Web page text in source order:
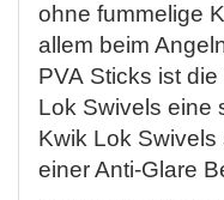
ohne fummelige
allem beim
PVA Sticks ist
Lok Swivels eine
Kwik Lok
einer Anti-Glare